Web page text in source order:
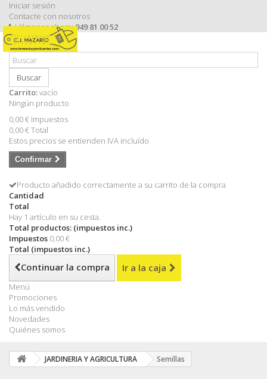
Iniciar sesión
Contacte con nosotros
Llámanos ahora:949 81 00 52
Buscar
Carrito:vacío
Ningún producto
0,00 € Impuestos
0,00 €Total
Estos precios se entienden IVA incluído
Confirmar
Producto añadido correctamente a su carrito de la compra
Cantidad
Total
Hay 1 artículo en su cesta.
Total productos: (impuestos inc.)
Impuestos 0,00 €
Total (impuestos inc.)
Continuar la compra Ir a la caja
Menú
Promociones
Lo más vendido
Novedades
Quiénes somos
JARDINERIA Y AGRICULTURA Semillas